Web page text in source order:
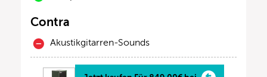
Contra
Akustikgitarren-Sounds